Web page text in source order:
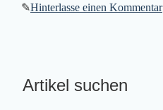
✎Hinterlasse einen Kommentar
Artikel suchen